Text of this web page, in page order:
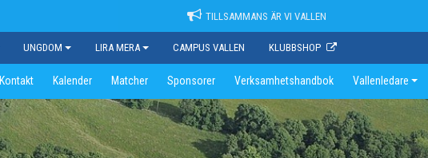
TILLSAMMANS ÄR VI VALLEN
UNGDOM LIRA MERA CAMPUS VALLEN KLUBBSHOP
Kontakt Kalender Matcher Sponsorer Verksamhetshandbok Vallenledare